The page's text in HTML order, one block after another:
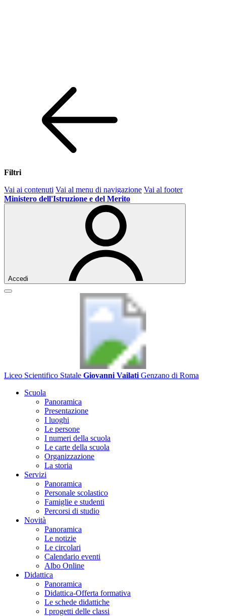
Filtri
Vai ai contenuti Vai al menu di navigazione Vai al footer
Ministero dell'Istruzione e del Merito
Accedi
Liceo Scientifico Statale Giovanni Vailati Genzano di Roma
Scuola
Panoramica
Presentazione
I luoghi
Le persone
I numeri della scuola
Le carte della scuola
Organizzazione
La storia
Servizi
Panoramica
Personale scolastico
Famiglie e studenti
Percorsi di studio
Novità
Panoramica
Le notizie
Le circolari
Calendario eventi
Albo Online
Didattica
Panoramica
Didattica-Offerta formativa
Le schede didattiche
I progetti delle classi